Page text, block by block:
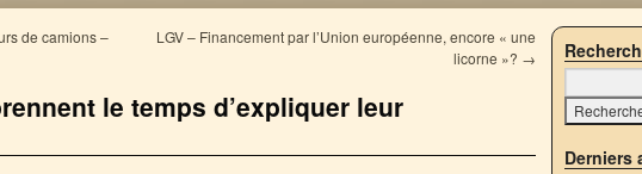
de camions –
LGV – Financement par l’Union européenne, encore « une
licorne »? →
le temps d’expliquer leur
Derniers